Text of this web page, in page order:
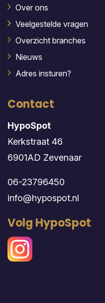
Over ons
Veelgestelde vragen
Overzicht branches
Nieuws
Adres insturen?
Contact
HypoSpot
Kerkstraat 46
6901AD Zevenaar
06-23796450
info@hypospot.nl
Volg HypoSpot